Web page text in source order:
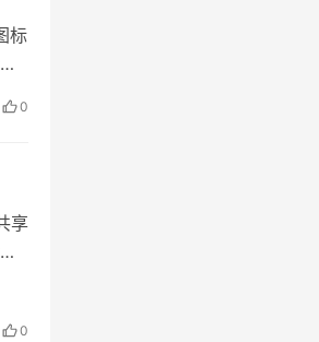
标
0
享
0